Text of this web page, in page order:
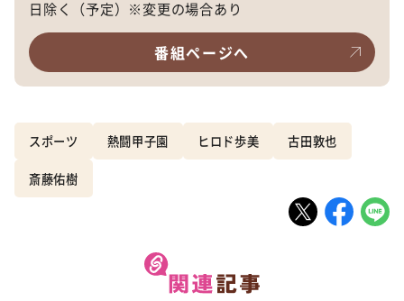
日除く（予定）※変更の場合あり
番組ページへ
スポーツ 熱闘甲子園 ヒロド歩美 古田敦也
斎藤佑樹